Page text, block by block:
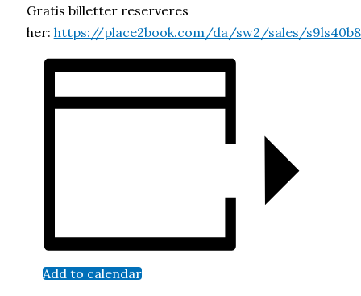
Gratis billetter reserveres
her: https://place2book.com/da/sw2/sales/
Add to calendar